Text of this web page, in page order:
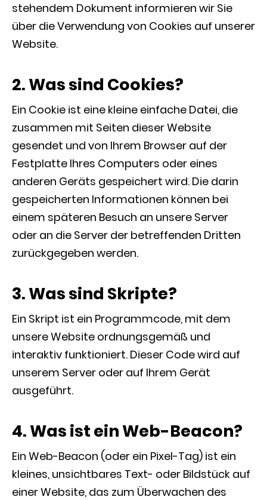
stehendem Dokument informieren wir Sie
über die Verwendung von Cookies auf unserer
Website.
2. Was sind Cookies?
Ein Cookie ist eine kleine einfache Datei, die
zusammen mit Seiten dieser Website
gesendet und von Ihrem Browser auf der
Festplatte Ihres Computers oder eines
anderen Geräts gespeichert wird. Die darin
gespeicherten Informationen können bei
einem späteren Besuch an unsere Server
oder an die Server der betreffenden Dritten
zurückgegeben werden.
3. Was sind Skripte?
Ein Skript ist ein Programmcode, mit dem
unsere Website ordnungsgemäß und
interaktiv funktioniert. Dieser Code wird auf
unserem Server oder auf Ihrem Gerät
ausgeführt.
4. Was ist ein Web-Beacon?
Ein Web-Beacon (oder ein Pixel-Tag) ist ein
kleines, unsichtbares Text- oder Bildstück auf
einer Website, das zum Überwachen des